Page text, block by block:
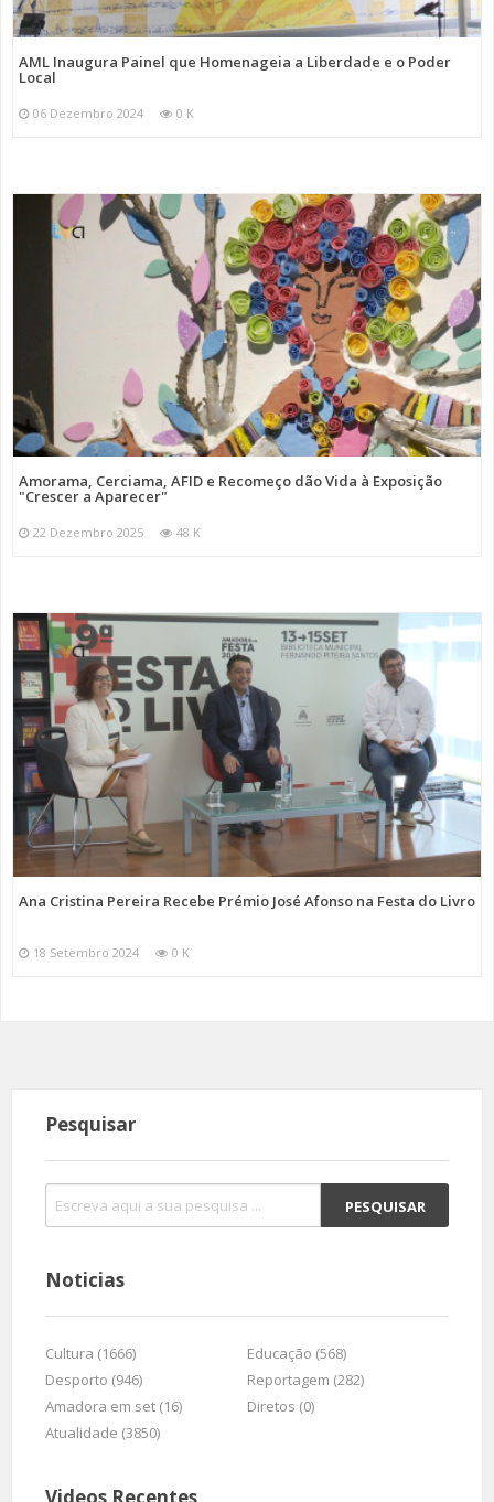
AML Inaugura Painel que Homenageia a Liberdade e o Poder
Local
06 Dezembro 2024 0 K
Amorama, Cerciama, AFID e Recomeço dão Vida à Exposição
"Crescer a Aparecer"
22 Dezembro 2025 48 K
Ana Cristina Pereira Recebe Prémio José Afonso na Festa do Livro
18 Setembro 2024 0 K
Pesquisar
Noticias
Cultura (1666)
Educação (568)
Desporto (946)
Reportagem (282)
Amadora em set (16)
Diretos (0)
Atualidade (3850)
Videos Recentes